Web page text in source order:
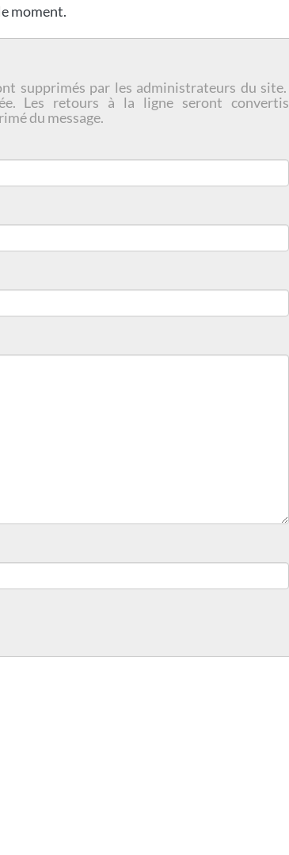
moment.
supprimés par les administrateurs du site.
Les retours à la ligne seront convertis
du message.